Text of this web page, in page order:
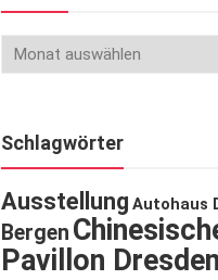
Schlagwörter
Ausstellung Autohaus
Bergen
Pavillon Dresden